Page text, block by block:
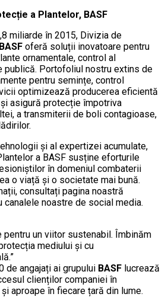
a Plantelor, BASF
miliarde în 2015, Divizia de
BASF oferă soluții inovatoare pentru
ornamentale, control al
publică. Portofoliul nostru extins de
pentru semințe, control
optimizează producerea eficientă
asigură protecție împotriva
a transmiterii de boli contagioase,
și al expertizei acumulate,
a BASF susține eforturile
în domeniul combaterii
o viață și o societate mai bună.
consultați pagina noastră
canalele noastre de social media.
pentru un viitor sustenabil. Îmbinăm
mediului și cu
de angajați ai grupului BASF lucrează
clienților companiei în
aproape în fiecare țară din lume.